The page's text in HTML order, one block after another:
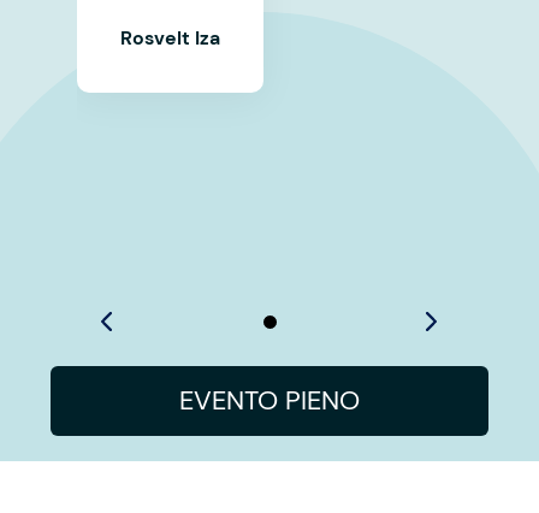
Rosvelt Iza
EVENTO PIENO